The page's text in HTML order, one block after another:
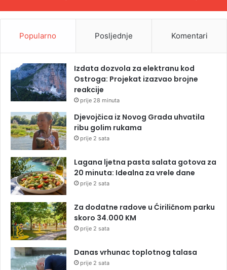
Popularno Posljednje Komentari
Izdata dozvola za elektranu kod
Ostroga: Projekat izazvao brojne
reakcije
prije 28 minuta
Djevojčica iz Novog Grada uhvatila
ribu golim rukama
prije 2 sata
Lagana ljetna pasta salata gotova za
20 minuta: Idealna za vrele dane
prije 2 sata
Za dodatne radove u Ćiriličnom parku
skoro 34.000 KM
prije 2 sata
Danas vrhunac toplotnog talasa
prije 2 sata